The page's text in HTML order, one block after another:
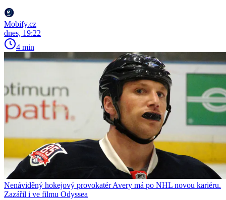
Mobify.cz
dnes, 19:22
4 min
Nenáviděný hokejový provokatér Avery má po NHL novou kariéru.
Zazářil i ve filmu Odyssea